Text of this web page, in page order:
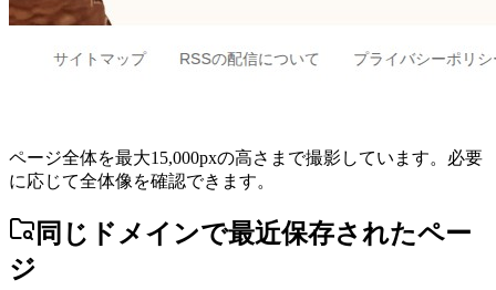
ページ全体を最大15,000pxの高さまで撮影しています。必要
に応じて全体像を確認できます。
同じドメインで最近保存されたペー
ジ